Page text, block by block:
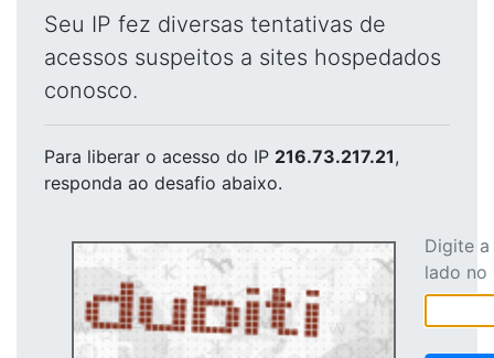
Seu IP fez diversas tentativas de
acessos suspeitos a sites hospedados
conosco.
Para liberar o acesso do IP 216.73.217.21,
responda ao desafio abaixo.
Digite
lado no